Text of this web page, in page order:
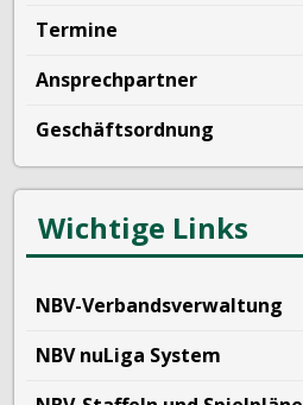
Termine
Ansprechpartner
Geschäftsordnung
Wichtige Links
NBV-Verbandsverwaltung
NBV nuLiga System